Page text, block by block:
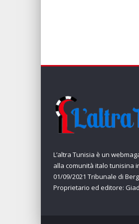
L’altra Tunisia è un
alla comunità italo tunisina
01/09/2021 Tribunale di
Proprietario ed editore: